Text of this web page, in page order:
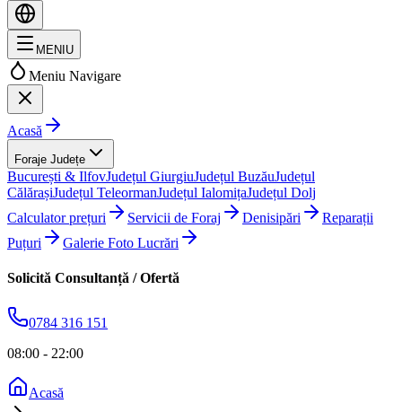
MENIU
Meniu Navigare
Acasă
Foraje Județe
București & IlfovJudețul GiurgiuJudețul BuzăuJudețul
CălărașiJudețul TeleormanJudețul IalomițaJudețul Dolj
Calculator prețuri
Servicii de Foraj Denisipări
Reparații
Puțuri
Galerie Foto Lucrări
Solicită Consultanță / Ofertă
0784 316 151
08:00 - 22:00
Acasă